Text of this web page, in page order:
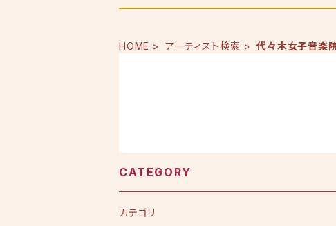
HOME アーティスト検索 代々木女子音楽
CATEGORY
カテゴリ